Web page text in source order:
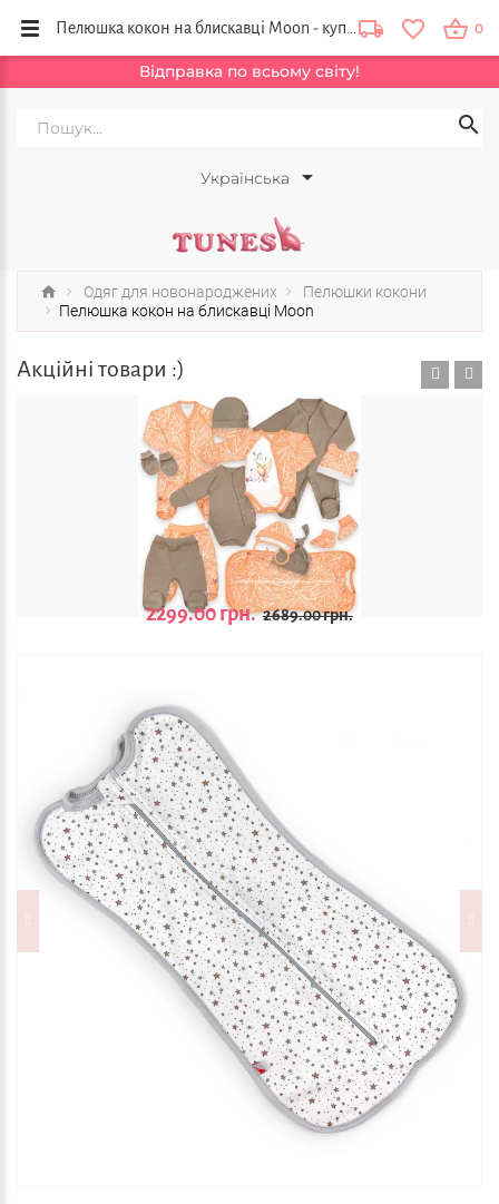
Відправка по всьому світу!
Українська
0
Одяг для новонароджених
Пелюшки кокони
Пелюшка кокон на блискавці Moon
Акційні товари :)
2299.00 грн. 2689.00 грн.